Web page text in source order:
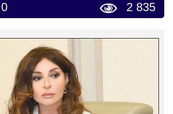
0 2 835